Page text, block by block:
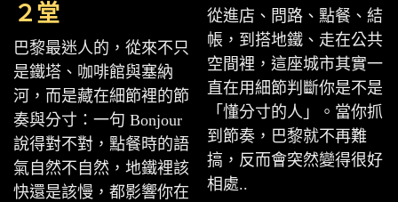
２堂
巴黎最迷人的，從來不只
是鐵塔、咖啡館與塞納
河，而是藏在細節裡的節
奏與分寸：一句 Bonjour
說得對不對，點餐時的語
氣自然不自然，地鐵裡該
快還是該慢，都影響你在
從進店、問路、點餐、結
帳，到搭地鐵、走在公共
空間裡，這座城市其實一
直在用細節判斷你是不是
「懂分寸的人」。當你抓
到節奏，巴黎就不再難
搞，反而會突然變得很好
相處..